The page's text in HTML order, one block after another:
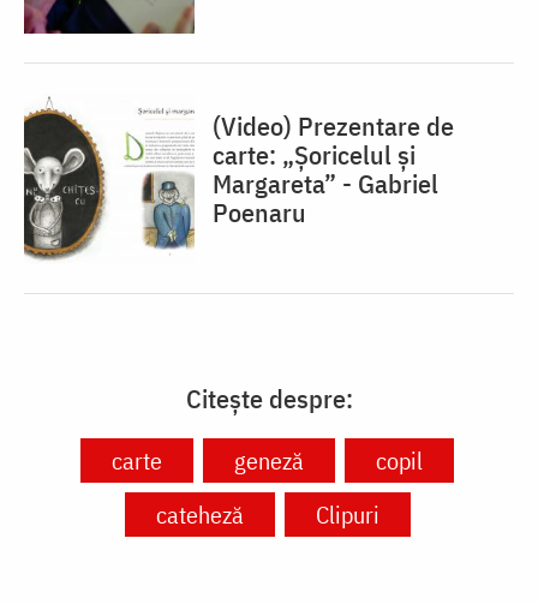
(Video) Prezentare de
carte: „Șoricelul și
Margareta” - Gabriel
Poenaru
Citește despre:
carte geneză
copil
cateheză
Clipuri